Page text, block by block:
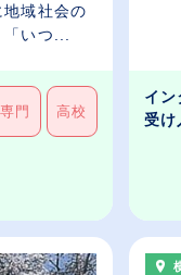
域社会の
いつ...
専門 高校
イ
受け